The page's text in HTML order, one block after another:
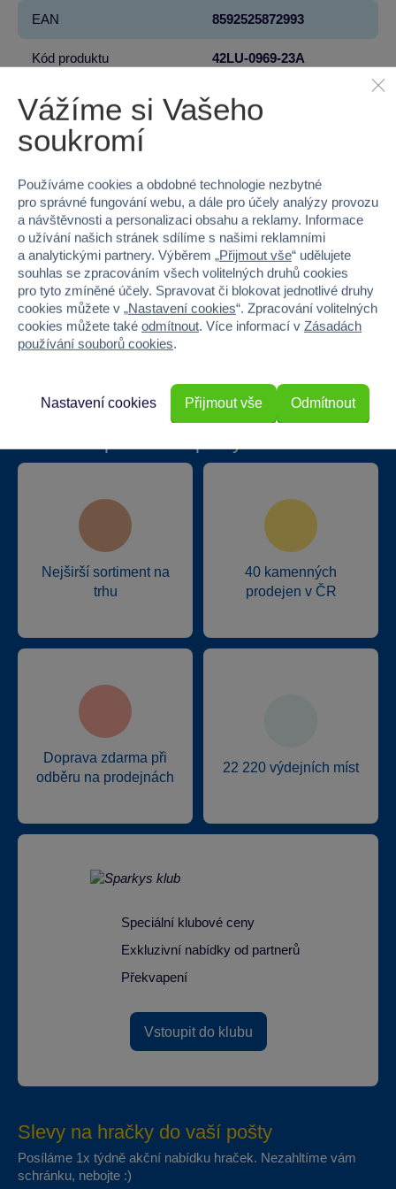
EAN 8592525872993
Kód produktu 42LU-0969-23A
Značka Sparkys
Věk od
Šířka 23
Výška 23
Hloubka 23
Hmotnost v gramech 260
Nejširší sortiment na
trhu
40 kamenných
prodejen v ČR
Doprava zdarma při
odběru na prodejnách
22 220 výdejních míst
Speciální klubové ceny
Exkluzivní nabídky od partnerů
Překvapení
Vstoupit do klubu
Slevy na hračky do vaší pošty
Posíláme 1x týdně akční nabídku hraček. Nezahltíme vám
schránku, nebojte :)
Vážíme si Vašeho
soukromí
Používáme cookies a obdobné technologie nezbytné
pro správné fungování webu, a dále pro účely analýzy provozu
a návštěvnosti a personalizaci obsahu a reklamy. Informace
o užívání našich stránek sdílíme s našimi reklamními
a analytickými partnery. Výběrem „Přijmout vše“ udělujete
souhlas se zpracováním všech volitelných druhů cookies
pro tyto zmíněné účely. Spravovat či blokovat jednotlivé druhy
cookies můžete v „Nastavení cookies“. Zpracování volitelných
cookies můžete také odmítnout. Více informací v Zásadách
používání souborů cookies.
Odmítnout
Nastavení cookies Přijmout vše